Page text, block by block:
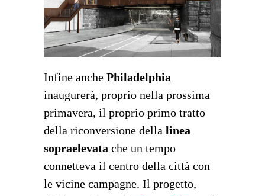
Infine anche Philadelphia
inaugurerà, proprio nella prossima
primavera, il proprio primo tratto
della riconversione della linea
sopraelevata che un tempo
connetteva il centro della città con
le vicine campagne. Il progetto,